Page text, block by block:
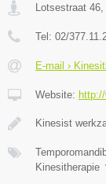
Lotsestraat 46
Tel: 02/
E-mail ›
Website:
Kinesist
Kinesitherapie